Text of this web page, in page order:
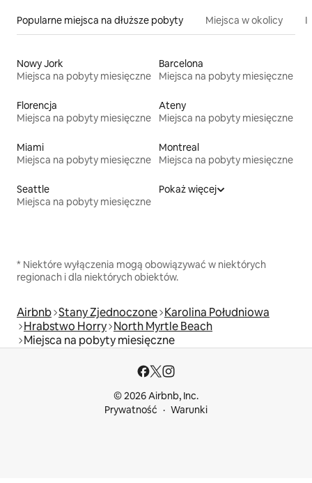
Popularne miejsca na dłuższe pobyty Miejsca w okolicy
Nowy Jork
Miejsca na pobyty miesięczne
Barcelona
Miejsca na pobyty miesięczne
Florencja
Miejsca na pobyty miesięczne
Ateny
Miejsca na pobyty miesięczne
Miami
Miejsca na pobyty miesięczne
Montreal
Miejsca na pobyty miesięczne
Seattle
Miejsca na pobyty miesięczne
Pokaż więcej
* Niektóre wyłączenia mogą obowiązywać w niektórych
regionach i dla niektórych obiektów.
Airbnb Stany Zjednoczone Karolina Południowa
Hrabstwo Horry North Myrtle Beach
Miejsca na pobyty miesięczne
© 2026 Airbnb, Inc.
Prywatność
Warunki